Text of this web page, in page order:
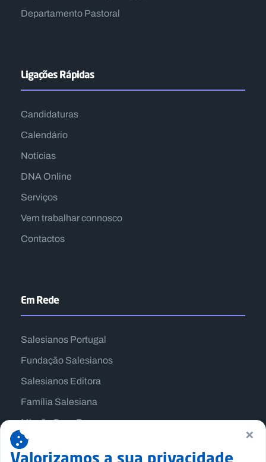
Departamento Pastoral
Ligações Rápidas
Candidaturas
Calendário
Notícias
DNA Online
Serviços
Vem trabalhar connosco
Contactos
Em Rede
Salesianos Portugal
Fundação Salesianos
Salesianos Editora
Família Salesiana
Missão Dom Bosco
Jogos Nacionais Salesianos
×
Valorizamos a sua privacidade